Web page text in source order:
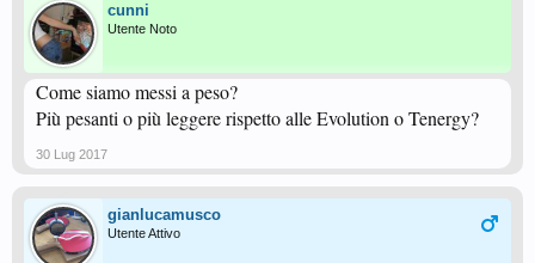
cunni
Utente Noto
Come siamo messi a peso?
Più pesanti o più leggere rispetto alle Evolution o Tenergy?
30 Lug 2017
gianlucamusco
Utente Attivo